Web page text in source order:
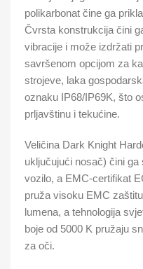
polikarbonat čine ga
Čvrsta konstrukcija čini
vibracije i može izdržati
savršenom opcijom za
strojeve, laka
oznaku IP68/IP69K, što
prljavštinu i tekućine.
Veličina Dark Knight
uključujući nosač) čini
vozilo, a EMC-certifikat
pruža visoku EMC
lumena, a tehnologija
boje od 5000 K pružaju
za oči.